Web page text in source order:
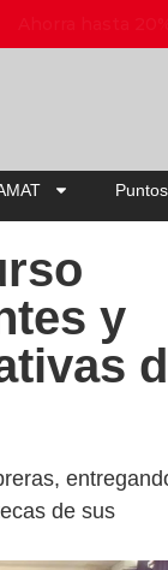
y
de sus